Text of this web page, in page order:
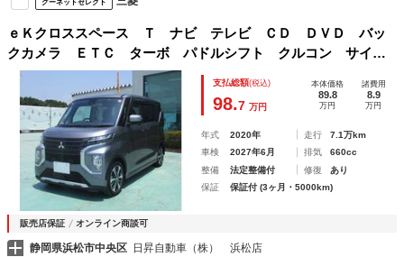
グーネットセレクト
ｅＫクロススペース Ｔ ナビ テレビ ＣＤ ＤＶＤ バッ
クカメラ ＥＴＣ ターボ パドルシフト クルコン サイド
エアバッグ 衝突軽減ブレーキ フロントリヤセンサー 左側
ハンズフリースライドドア シートヒーター ＬＥＤライト
支払総額(税込)
98.7 万円
本体価格
89.8
万円
諸費用
8.9
万円
年式 2020年 走行
7.1万km
車検
2027年6月 排気
660cc
整備
法定整備付 修復
あり
保証
保証付 (3ヶ月・5000km)
販売店保証 オンライン商談可
静岡県浜松市中央区 日昇自動車（株） 浜松店